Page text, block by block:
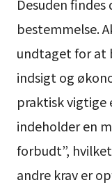
Desuden
bestemmelse.
undtaget for at
indsigt og
praktisk vigtige
indeholder en
forbudt”,
andre krav er